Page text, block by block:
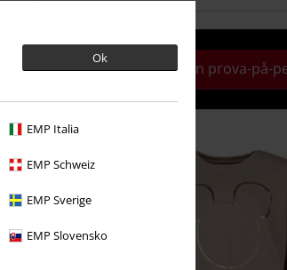
Ok
EMP Italia
EMP Schweiz
EMP Sverige
EMP Slovensko
Aktivera din prova-på-